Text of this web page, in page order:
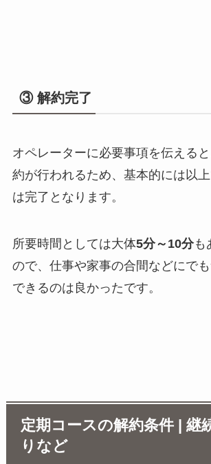
③ 解約完了
オペレーターに必要事項を伝える
約が行われるため、基本的には以
は完了となります。
所要時間としては大体5分～10分も
ので、仕事や家事の合間などにで
できるのは良かったです。
定期コースの解約条件 | 継
りなど